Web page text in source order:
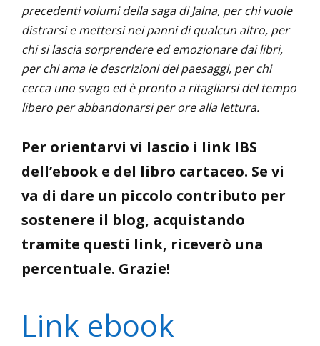
precedenti volumi della saga di Jalna, per chi vuole
distrarsi e mettersi nei panni di qualcun altro, per
chi si lascia sorprendere ed emozionare dai libri,
per chi ama le descrizioni dei paesaggi, per chi
cerca uno svago ed è pronto a ritagliarsi del tempo
libero per abbandonarsi per ore alla lettura.
Per orientarvi vi lascio i link IBS
dell’ebook e del libro cartaceo. Se vi
va di dare un piccolo contributo per
sostenere il blog, acquistando
tramite questi link, riceverò una
percentuale. Grazie!
Link ebook